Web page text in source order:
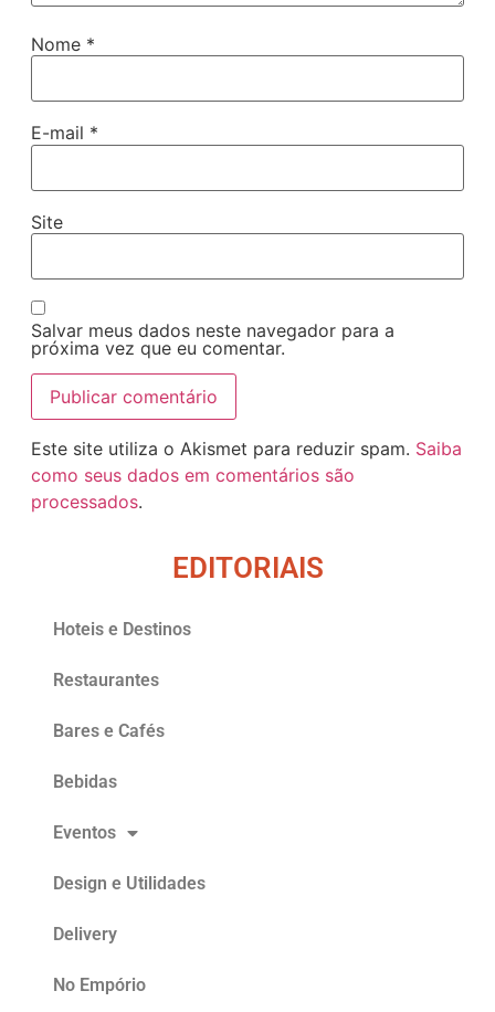
Nome *
E-mail *
Site
Salvar meus dados neste navegador para a
próxima vez que eu comentar.
Este site utiliza o Akismet para reduzir spam. Saiba
como seus dados em comentários são
processados.
EDITORIAIS
Hoteis e Destinos
Restaurantes
Bares e Cafés
Bebidas
Eventos
Design e Utilidades
Delivery
No Empório